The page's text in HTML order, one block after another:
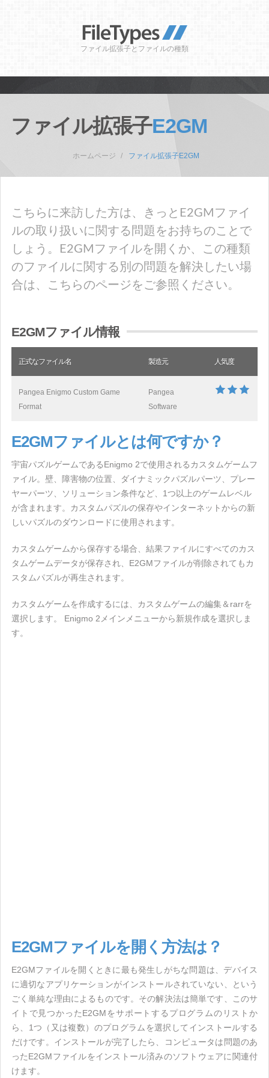
ファイル拡張子とファイルの種類
ファイル拡張子E2GM
ホームページ ファイル拡張子E2GM
こちらに来訪した方は、きっとE2GMファイ
ルの取り扱いに関する問題をお持ちのことで
しょう。E2GMファイルを開くか、この種類
のファイルに関する別の問題を解決したい場
合は、こちらのページをご参照ください。
E2GMファイル情報
正式なファイル名 製造元 人気度
Pangea Enigmo Custom Game
Format
Pangea
Software
E2GMファイルとは何ですか？
宇宙パズルゲームであるEnigmo 2で使用されるカスタムゲームフ
ァイル。壁、障害物の位置、ダイナミックパズルパーツ、プレー
ヤーパーツ、ソリューション条件など、1つ以上のゲームレベル
が含まれます。カスタムパズルの保存やインターネットからの新
しいパズルのダウンロードに使用されます。
カスタムゲームから保存する場合、結果ファイルにすべてのカス
タムゲームデータが保存され、E2GMファイルが削除されてもカ
スタムパズルが再生されます。
カスタムゲームを作成するには、カスタムゲームの編集＆rarrを
選択します。 Enigmo 2メインメニューから新規作成を選択しま
す。
E2GMファイルを開く方法は？
E2GMファイルを開くときに最も発生しがちな問題は、デバイス
に適切なアプリケーションがインストールされていない、という
ごく単純な理由によるものです。その解決法は簡単です、このサ
イトで見つかったE2GMをサポートするプログラムのリストか
ら、1つ（又は複数）のプログラムを選択してインストールする
だけです。インストールが完了したら、コンピュータは問題のあ
ったE2GMファイルをインストール済みのソフトウェアに関連付
けます。